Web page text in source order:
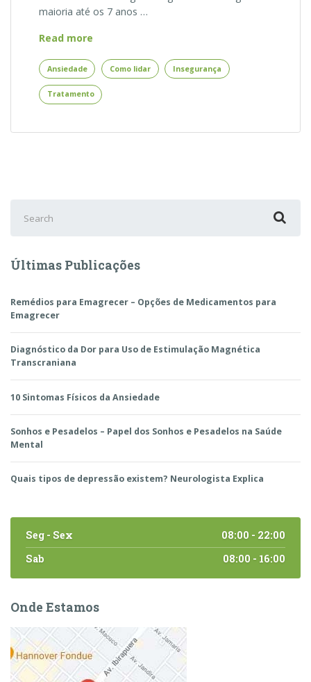
maioria até os 7 anos …
Read more
ter
menos
insegurança
Ansiedade Como lidar Insegurança
Tratamento
for:
Últimas Publicações
Remédios para Emagrecer – Opções de Medicamentos para
Emagrecer
Diagnóstico da Dor para Uso de Estimulação Magnética
Transcraniana
10 Sintomas Físicos da Ansiedade
Sonhos e Pesadelos – Papel dos Sonhos e Pesadelos na Saúde
Mental
Quais tipos de depressão existem? Neurologista Explica
Seg - Sex
08:00 - 22:00
Sab
08:00 - 16:00
Onde Estamos